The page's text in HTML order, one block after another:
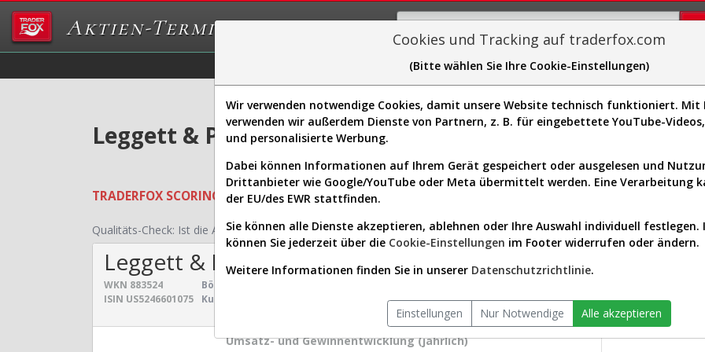
Aktien-Terminal
Sector-Spider Easy-Scan Visualizations
Leggett & Platt Aktie: Realtime-Kurs & Analyse (883524
TRADERFOX SCORING SYSTEMS: Qualitäts-Check
Qualitäts-Check: Ist die Aktie zum Investieren geeignet?
Leggett & Platt
WKN 883524
ISIN US5246601075
Börsenwert:
Kurs:
Appliances
USA 2000 (v)
Div.25
1,95 %
Umsatz- und Gewinnentwicklung (jährlich)
Cookies und Tracking auf traderfox.com
(Bitte wählen Sie Ihre Cookie-Einstellungen)
Wir verwenden notwendige Cookies, damit unsere Website technisch funktioniert. Mit
verwenden wir außerdem Dienste von Partnern, z. B. für eingebettete YouTube-
und personalisierte Werbung.
Dabei können Informationen auf Ihrem Gerät gespeichert oder ausgelesen und
Drittanbieter wie Google/YouTube oder Meta übermittelt werden. Eine Verarbeitung
der EU/des EWR stattfinden.
Sie können alle Dienste akzeptieren, ablehnen oder Ihre Auswahl individuell festlegen.
können Sie jederzeit über die Cookie-Einstellungen im Footer widerrufen oder ändern.
Weitere Informationen finden Sie in unserer Datenschutzrichtlinie.
Einstellungen Nur Notwendige Alle akzeptieren